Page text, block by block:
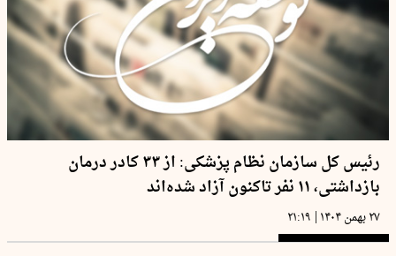
رئیس کل سازمان نظام پزشکی: از ۳۳ کادر درمان
بازداشتی، ۱۱ نفر تاکنون آزاد شده‌اند
۲۷ بهمن ۱۴۰۴ | ۲۱:۱۹